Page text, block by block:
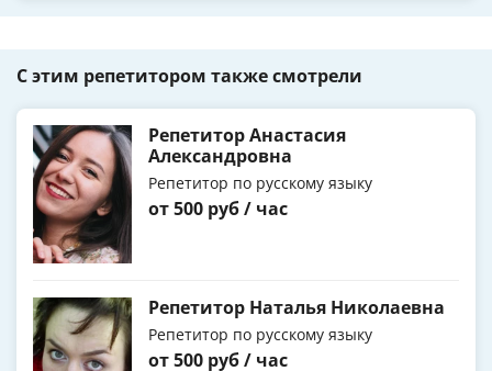
С этим репетитором также смотрели
Репетитор Анастасия
Александровна
Репетитор по русскому языку
от 500 руб / час
Репетитор Наталья Николаевна
Репетитор по русскому языку
от 500 руб / час